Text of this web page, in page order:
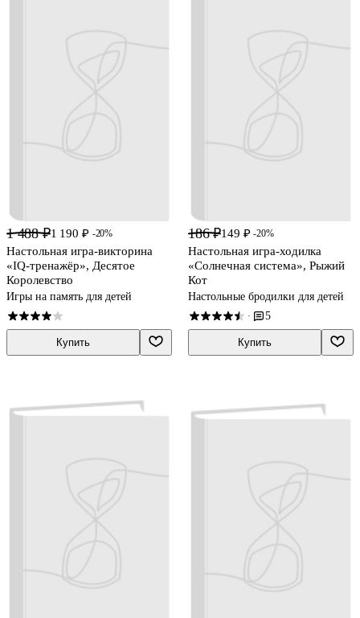
1 488 ₽1 190 ₽ -20%
Настольная игра-викторина
«IQ-тренажёр», Десятое
Королевство
Игры на память для детей
Купить
186 ₽149 ₽ -20%
Настольная игра-ходилка
«Солнечная система», Рыжий
Кот
Настольные бродилки для детей
· 5
Купить